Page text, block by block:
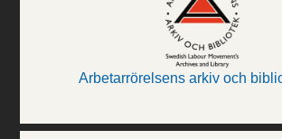
Arbetarrörelsens arkiv och